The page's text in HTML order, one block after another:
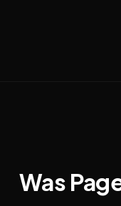
Was